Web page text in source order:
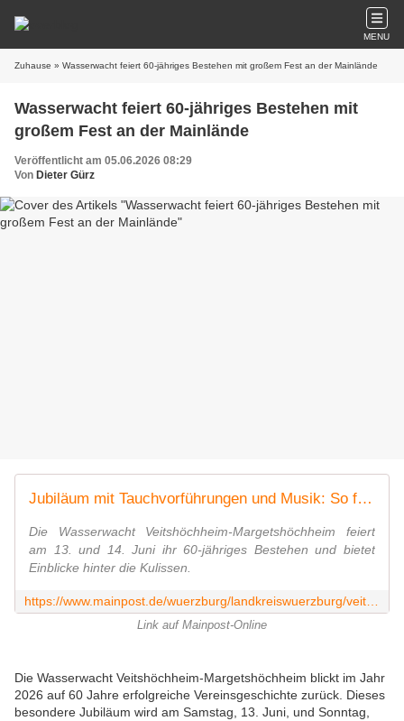
MENU
Zuhause » Wasserwacht feiert 60-jähriges Bestehen mit großem Fest an der Mainlände
Wasserwacht feiert 60-jähriges Bestehen mit
großem Fest an der Mainlände
Veröffentlicht am 05.06.2026 08:29
Von Dieter Gürz
Jubiläum mit Tauchvorführungen und Musik: So feiert die Wasserwacht ihre Geschichte
Die Wasserwacht Veitshöchheim-Margetshöchheim feiert
am 13. und 14. Juni ihr 60-jähriges Bestehen und bietet
Einblicke hinter die Kulissen.
Link auf Mainpost-Online
Die Wasserwacht Veitshöchheim-Margetshöchheim blickt im Jahr
2026 auf 60 Jahre erfolgreiche Vereinsgeschichte zurück. Dieses
besondere Jubiläum wird am Samstag, 13. Juni, und Sonntag,